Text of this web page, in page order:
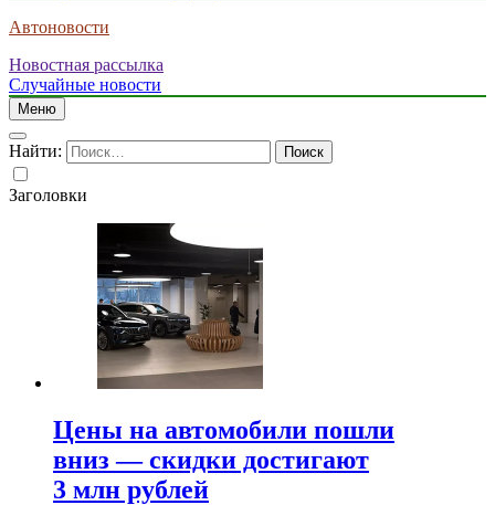
Автоновости
Новостная рассылка
Случайные новости
Меню
Найти:
Заголовки
Цены на автомобили пошли
вниз — скидки достигают
3 млн рублей